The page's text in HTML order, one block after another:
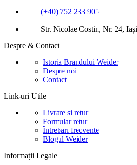
(+40) 752 233 905
Str. Nicolae Costin, Nr. 24, Iași
Despre & Contact
Istoria Brandului Weider
Despre noi
Contact
Link-uri Utile
Livrare si retur
Formular retur
Întrebări frecvente
Blogul Weider
Informații Legale